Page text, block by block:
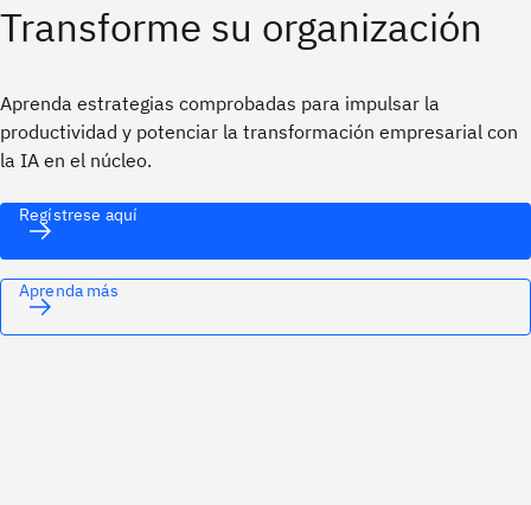
Transforme su organización
Aprenda estrategias comprobadas para impulsar la
productividad y potenciar la transformación empresarial con
la IA en el núcleo.
Regístrese aquí
Aprenda más